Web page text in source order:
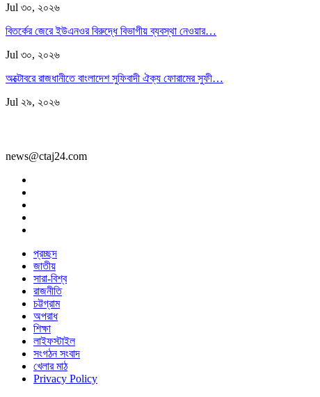
Jul ৩০, ২০২৬
বিতর্কের জেরে ইউএনওর বিরুদ্ধে বিভাগীয় ব্যবস্থা নেওয়ার…
Jul ৩০, ২০২৬
অক্টোবরে রাজধানীতে বাংলাদেশ সুফিবাদী ঐক্য ফোরামের সুফী…
Jul ২৯, ২০২৬
news@ctaj24.com
প্রচ্ছদ
জাতীয়
সারা-বিশ্ব
রাজনীতি
চট্টগ্রাম
অপরাধ
শিক্ষা
লাইফস্টাইল
সংগঠন সংবাদ
খেলার মাঠ
Privacy Policy